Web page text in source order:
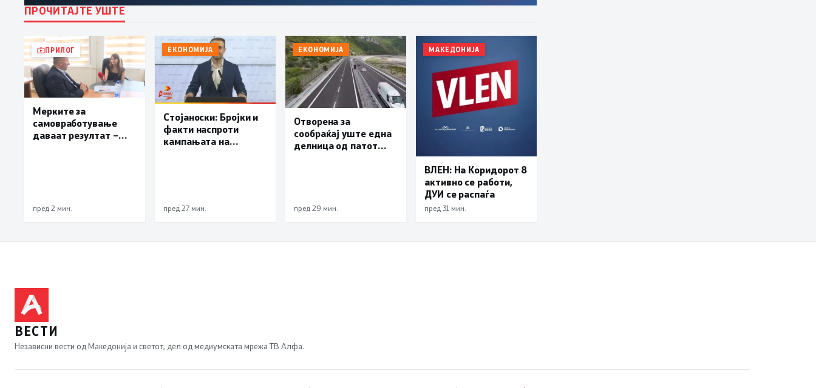
ПРОЧИТАЈТЕ УШТЕ
ПРИЛОГ
Мерките за
самовработување
даваат резултат –
пред 2 мин.
ЕКОНОМИЈА
Стојаноски: Бројки и
факти наспроти
кампањата на
пред 27 мин.
ЕКОНОМИЈА
Отворена за
сообраќај уште една
делница од патот
пред 29 мин.
МАКЕДОНИЈА
ВЛЕН: На Коридорот 8
активно се работи,
ДУИ се распаѓа
пред 31 мин.
ВЕСТИ
Независни вести од Македонија и светот, дел од медиумската мрежа ТВ Алфа.